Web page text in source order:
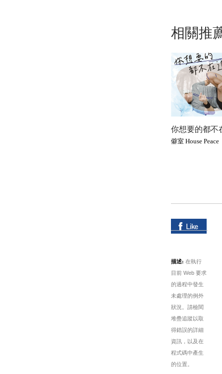
相關推
你想要的都不
僻室 House Peace
描述: 在執行
目前 Web 要求
的過程中發生
未處理的例外
狀況。請檢閱
堆疊追蹤以取
得錯誤的詳細
資訊，以及在
程式碼中產生
的位置。